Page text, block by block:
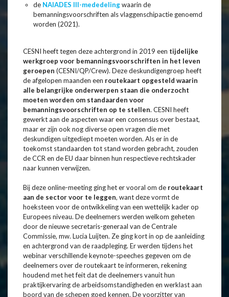
de NAIADES III-mededelingwaarin de
bemanningsvoorschriften als vlaggenschipactie genoemd
worden (2021).
CESNI heeft tegen deze achtergrond in 2019 een tijdelijke
werkgroep voor bemanningsvoorschriften in het leven
geroepen (CESNI/QP/Crew). Deze deskundigengroep heeft
de afgelopen maanden een routekaart opgesteld waarin
alle belangrijke onderwerpen staan die onderzocht
moeten worden om standaarden voor
bemanningsvoorschriften op te stellen. CESNI heeft
gewerkt aan de aspecten waar een consensus over bestaat,
maar er zijn ook nog diverse open vragen die met
deskundigen uitgediept moeten worden. Als er in de
toekomst standaarden tot stand worden gebracht, zouden
de CCR en de EU daar binnen hun respectieve rechtskader
naar kunnen verwijzen.
Bij deze online-meeting ging het er vooral om de routekaart
aan de sector voor te leggen, want deze vormt de
hoeksteen voor de ontwikkeling van een wettelijk kader op
Europees niveau. De deelnemers werden welkom geheten
door de nieuwe secretaris-generaal van de Centrale
Commissie, mw. Lucia Luijten. Ze ging kort in op de aanleiding
en achtergrond van de raadpleging. Er werden tijdens het
webinar verschillende keynote-speeches gegeven om de
deelnemers over de routekaart te informeren, rekening
houdend met het feit dat de deelnemers vanuit hun
praktijkervaring de arbeidsomstandigheden en werklast aan
boord van de schepen goed kennen. De voorzitter van